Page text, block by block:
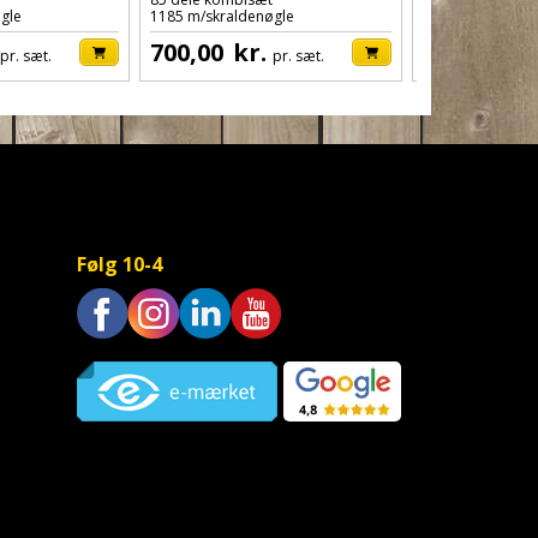
pr. sæt.
1185 m/skraldenøgle
700,00 kr. pr. sæt.
1207 m/
619,00 kr.
Følg 10-4